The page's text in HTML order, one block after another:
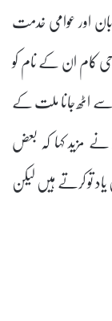
اور عوامی خدمت
کام ان کے نام کو
اٹھ جانا ملت کے
مزید کہا کہ بعض
تو کرتے ہیں لیکن